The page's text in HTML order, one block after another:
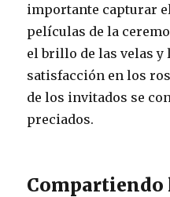
importante capturar
películas de la
el brillo de las velas y
satisfacción en los
de los invitados se
preciados.
Compartiendo